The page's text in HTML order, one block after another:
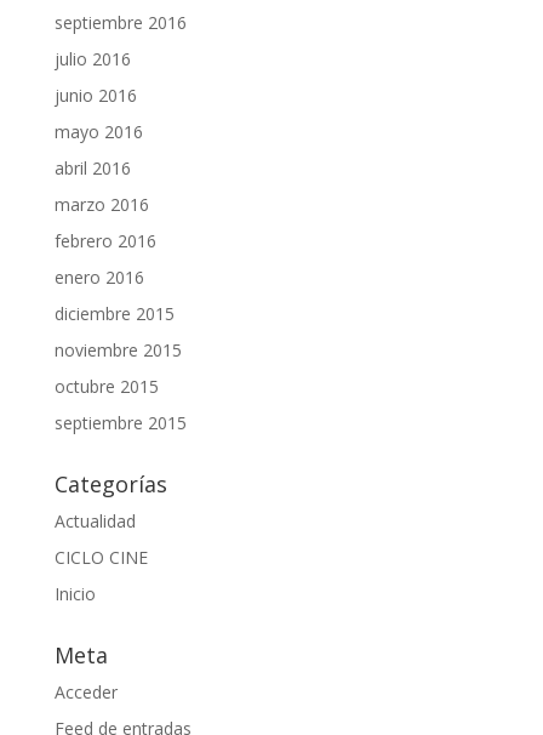
septiembre 2016
julio 2016
junio 2016
mayo 2016
abril 2016
marzo 2016
febrero 2016
enero 2016
diciembre 2015
noviembre 2015
octubre 2015
septiembre 2015
Categorías
Actualidad
CICLO CINE
Inicio
Meta
Acceder
Feed de entradas